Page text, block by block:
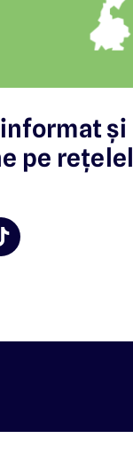
și
pe